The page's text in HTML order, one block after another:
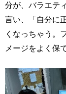
分が、バラエテ
言い、「自分に
くなっちゃう。
メージをよく保